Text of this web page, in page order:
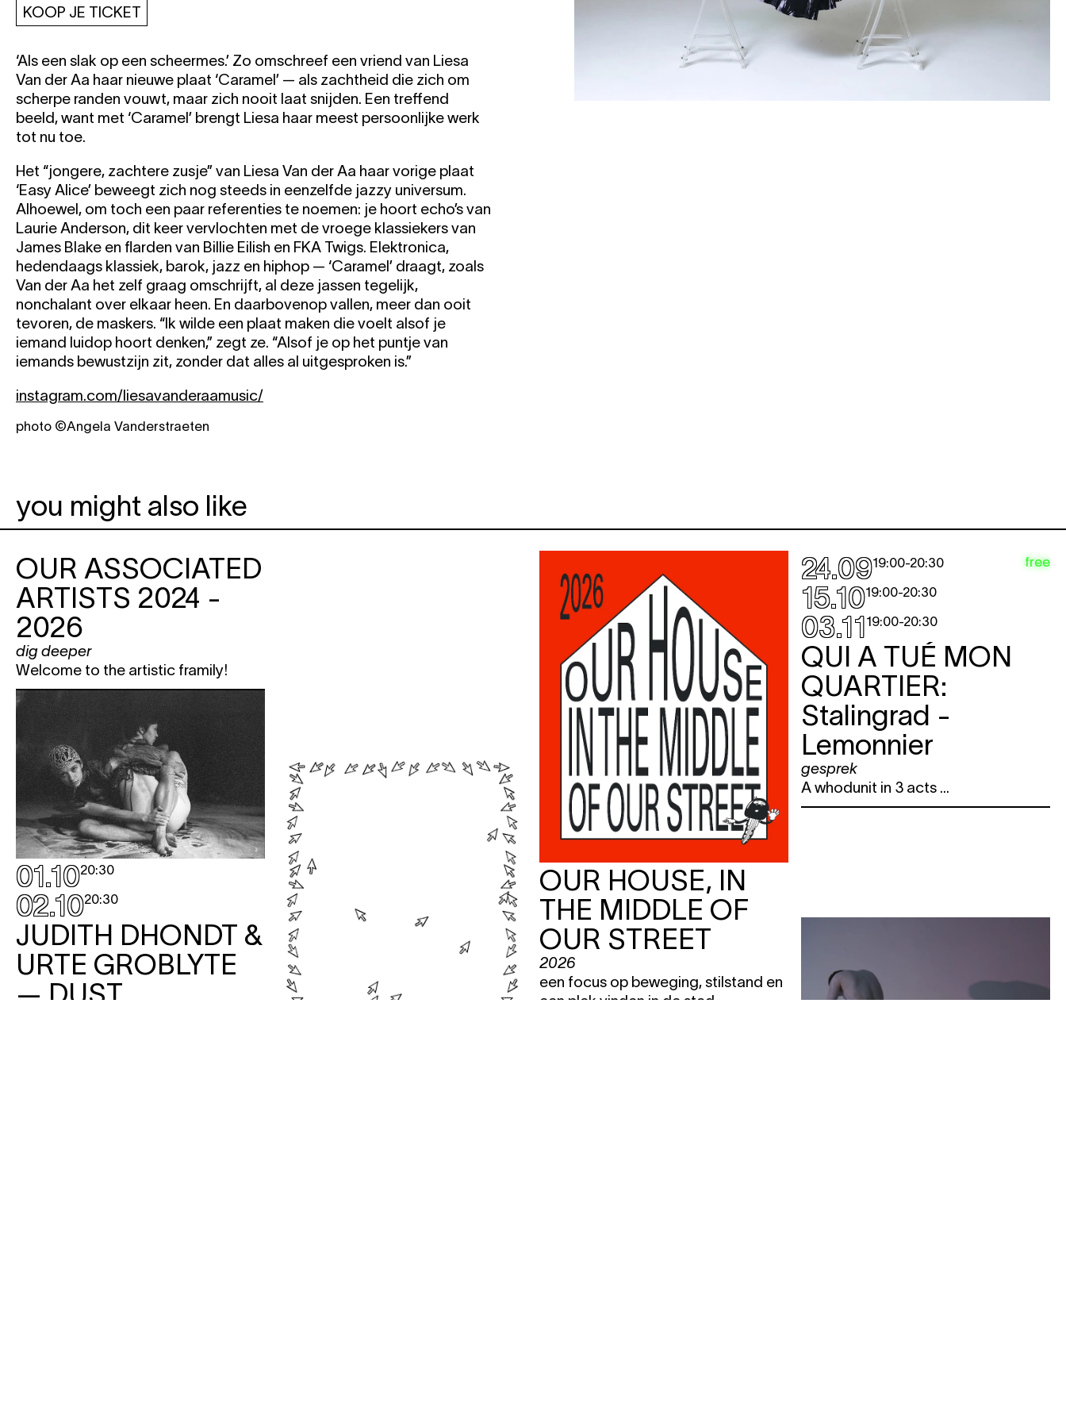
KOOP JE TICKET
‘Als een slak op een scheermes.’ Zo omschreef een vriend van Liesa
Van der Aa haar nieuwe plaat ‘Caramel’ — als zachtheid die zich om
scherpe randen vouwt, maar zich nooit laat snijden. Een treffend
beeld, want met ‘Caramel’ brengt Liesa haar meest persoonlijke werk
tot nu toe.
Het “jongere, zachtere zusje” van Liesa Van der Aa haar vorige plaat
‘Easy Alice’ beweegt zich nog steeds in eenzelfde jazzy universum.
Alhoewel, om toch een paar referenties te noemen: je hoort echo’s van
Laurie Anderson, dit keer vervlochten met de vroege klassiekers van
James Blake en flarden van Billie Eilish en FKA Twigs. Elektronica,
hedendaags klassiek, barok, jazz en hiphop — ‘Caramel’ draagt, zoals
Van der Aa het zelf graag omschrijft, al deze jassen tegelijk,
nonchalant over elkaar heen. En daarbovenop vallen, meer dan ooit
tevoren, de maskers. “Ik wilde een plaat maken die voelt alsof je
iemand luidop hoort denken,” zegt ze. “Alsof je op het puntje van
iemands bewustzijn zit, zonder dat alles al uitgesproken is.”
instagram.com/liesavanderaamusic/
photo ©Angela Vanderstraeten
you might also like
OUR ASSOCIATED
ARTISTS 2024 -
2026
dig deeper
Welcome to the artistic framily!
OUR HOUSE, IN
THE MIDDLE OF
OUR STREET
2026
een focus op beweging, stilstand en
een plek vinden in de stad
24.0919:00-20:30
15.1019:00-20:30
03.1119:00-20:30
free
QUI A TUÉ MON
QUARTIER:
Stalingrad -
Lemonnier
gesprek
A whodunit in 3 acts ...
01.1020:30
02.1020:30
JUDITH DHONDT &
URTE GROBLYTE
— DUST